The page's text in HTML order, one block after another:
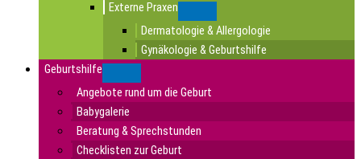
Externe Praxen
Dermatologie & Allergologie
Gynäkologie & Geburtshilfe
Geburtshilfe
Angebote rund um die Geburt
Babygalerie
Beratung & Sprechstunden
Checklisten zur Geburt